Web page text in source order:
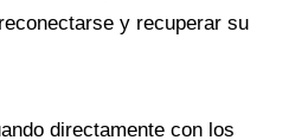
y recuperar su
directamente con los